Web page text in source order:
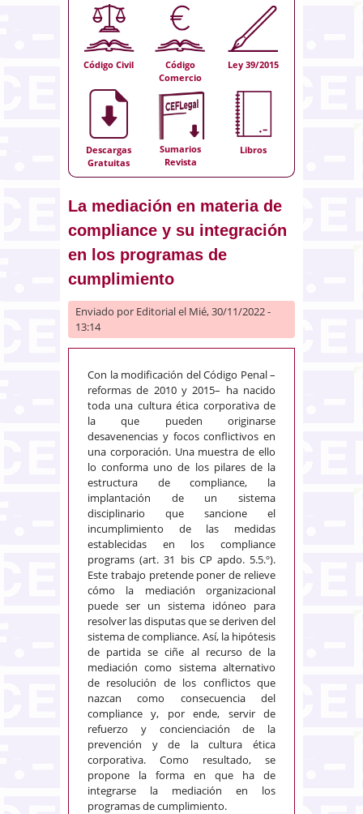
Código Civil
Código
Comercio
Ley 39/2015
Descargas
Gratuitas
Sumarios
Revista
Libros
La mediación en materia de
compliance y su integración
en los programas de
cumplimiento
Enviado por Editorialel Mié, 30/11/2022 -
13:14
Con la modificación del Código Penal –
reformas de 2010 y 2015– ha nacido
toda una cultura ética corporativa de
la que pueden originarse
desavenencias y focos conflictivos en
una corporación. Una muestra de ello
lo conforma uno de los pilares de la
estructura de compliance, la
implantación de un sistema
disciplinario que sancione el
incumplimiento de las medidas
establecidas en los compliance
programs (art. 31 bis CP apdo. 5.5.º).
Este trabajo pretende poner de relieve
cómo la mediación organizacional
puede ser un sistema idóneo para
resolver las disputas que se deriven del
sistema de compliance. Así, la hipótesis
de partida se ciñe al recurso de la
mediación como sistema alternativo
de resolución de los conflictos que
nazcan como consecuencia del
compliance y, por ende, servir de
refuerzo y concienciación de la
prevención y de la cultura ética
corporativa. Como resultado, se
propone la forma en que ha de
integrarse la mediación en los
programas de cumplimiento.